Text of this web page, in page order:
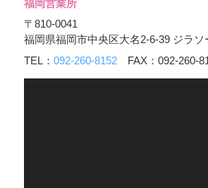
福岡営業所
〒810-0041
福岡県福岡市中央区大名2-6-39 ジラソ
TEL： 092-260-8152FAX：092-260-